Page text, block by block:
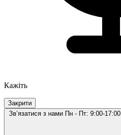
Кажіть
Закрити
Звʼязатися з нами Пн - Пт: 9:00-17:00